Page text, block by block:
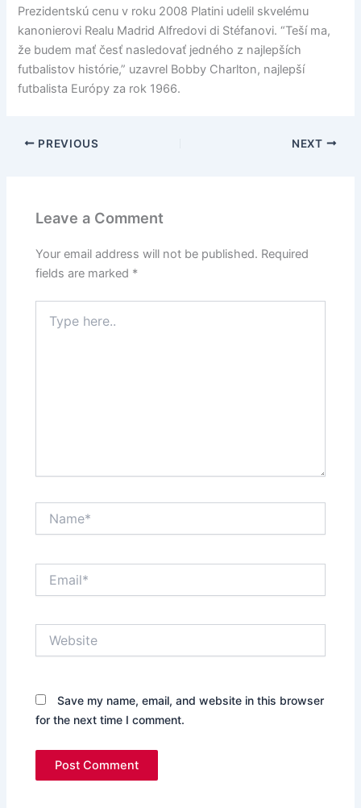
Prezidentskú cenu v roku 2008 Platini udelil skvelému
kanonierovi Realu Madrid Alfredovi di Stéfanovi. “Teší ma,
že budem mať česť nasledovať jedného z najlepších
futbalistov histórie,” uzavrel Bobby Charlton, najlepší
futbalista Európy za rok 1966.
PREVIOUS NEXT
Leave a Comment
Your email address will not be published. Required
fields are marked *
here..
Save my name, email, and website in this browser
for the next time I comment.